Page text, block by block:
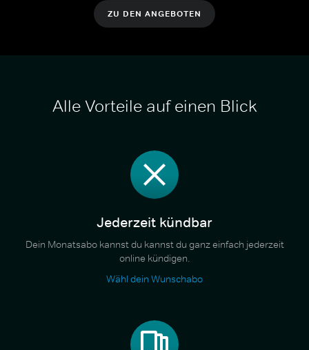
ZU DEN ANGEBOTEN
Alle Vorteile auf einen Blick
Jederzeit kündbar
Dein Monatsabo kannst du kannst du ganz einfach jederzeit
online kündigen.
Wähl dein Wunschabo